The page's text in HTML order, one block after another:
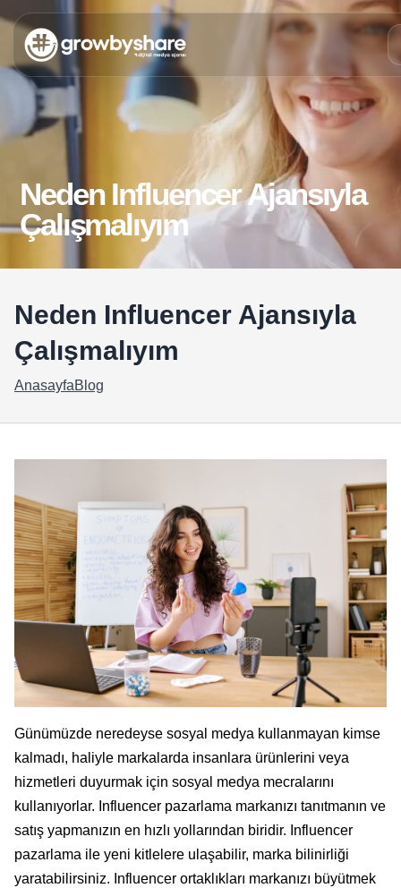
Neden Influencer Ajansıyla
Çalışmalıyım
Neden Influencer Ajansıyla
Çalışmalıyım
AnasayfaBlog
Günümüzde neredeyse sosyal medya kullanmayan kimse
kalmadı, haliyle markalarda insanlara ürünlerini veya
hizmetleri duyurmak için sosyal medya mecralarını
kullanıyorlar. Influencer pazarlama markanızı tanıtmanın ve
satış yapmanızın en hızlı yollarından biridir. Influencer
pazarlama ile yeni kitlelere ulaşabilir, marka bilinirliği
yaratabilirsiniz. Influencer ortaklıkları markanızı büyütmek